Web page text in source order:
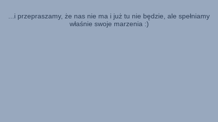
...i przepraszamy, że nas nie ma i już tu nie będzie, ale spełniamy
właśnie swoje marzenia :)